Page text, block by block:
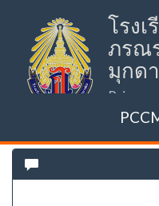
โรง
ภรณ
มุกด
School